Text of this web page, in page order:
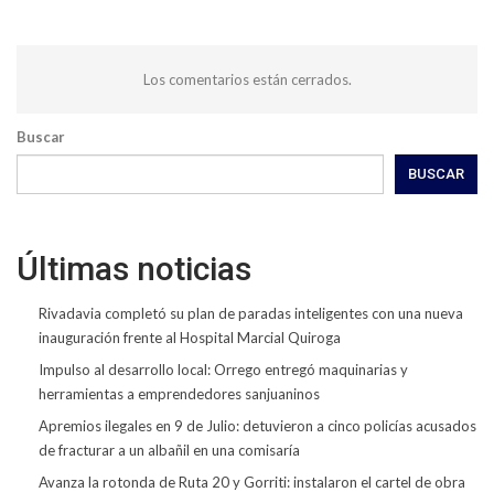
Los comentarios están cerrados.
Buscar
BUSCAR
Últimas noticias
Rivadavia completó su plan de paradas inteligentes con una nueva
inauguración frente al Hospital Marcial Quiroga
Impulso al desarrollo local: Orrego entregó maquinarias y
herramientas a emprendedores sanjuaninos
Apremios ilegales en 9 de Julio: detuvieron a cinco policías acusados
de fracturar a un albañil en una comisaría
Avanza la rotonda de Ruta 20 y Gorriti: instalaron el cartel de obra